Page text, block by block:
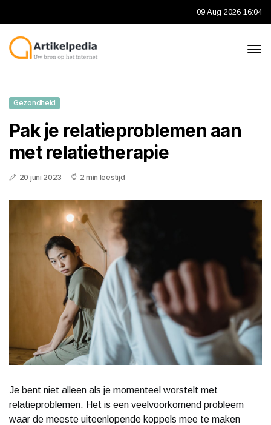
09 Aug 2026 16:04
Gezondheid
Pak je relatieproblemen aan
met relatietherapie
20 juni 2023 2 min leestijd
Je bent niet alleen als je momenteel worstelt met
relatieproblemen. Het is een veelvoorkomend probleem
waar de meeste uiteenlopende koppels mee te maken